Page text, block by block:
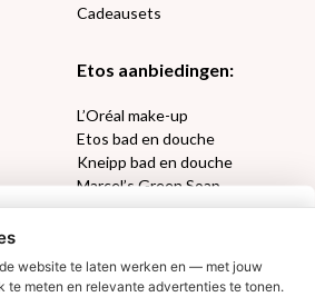
Cadeausets
Etos aanbiedingen:
L’Oréal make-up
Etos bad en douche
Kneipp bad en douche
Marcel’s Green Soap
Oral-B
DETOXEN
website te laten werken en — met jouw
te meten en relevante advertenties te tonen.